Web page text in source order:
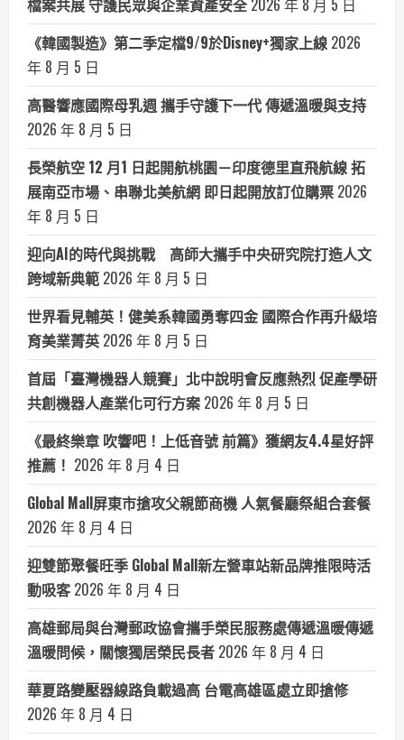
檔案共展 守護民眾與企業資產安全 2026 年 8 月 5 日
《韓國製造》第二季定檔9/9於Disney+獨家上線 2026
年 8 月 5 日
高醫響應國際母乳週 攜手守護下一代 傳遞溫暖與支持
2026 年 8 月 5 日
長榮航空 12 月1 日起開航桃園－印度德里直飛航線 拓
展南亞市場、串聯北美航網 即日起開放訂位購票 2026
年 8 月 5 日
迎向AI的時代與挑戰 高師大攜手中央研究院打造人文
跨域新典範 2026 年 8 月 5 日
世界看見輔英！健美系韓國勇奪四金 國際合作再升級培
育美業菁英 2026 年 8 月 5 日
首屆「臺灣機器人競賽」北中說明會反應熱烈 促產學研
共創機器人產業化可行方案 2026 年 8 月 5 日
《最終樂章 吹響吧！上低音號 前篇》獲網友4.4星好評
推薦！ 2026 年 8 月 4 日
Global Mall屏東市搶攻父親節商機 人氣餐廳祭組合套餐
2026 年 8 月 4 日
迎雙節聚餐旺季 Global Mall新左營車站新品牌推限時活
動吸客 2026 年 8 月 4 日
高雄郵局與台灣郵政協會攜手榮民服務處傳遞溫暖傳遞
溫暖問候，關懷獨居榮民長者 2026 年 8 月 4 日
華夏路變壓器線路負載過高 台電高雄區處立即搶修
2026 年 8 月 4 日